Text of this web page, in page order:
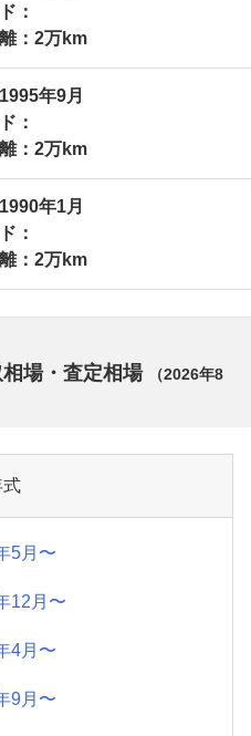
：
：2万km
年9月
：
：2万km
年1月
：
：2万km
場・査定相場 （2026年8
式
5月〜
12月〜
4月〜
9月〜